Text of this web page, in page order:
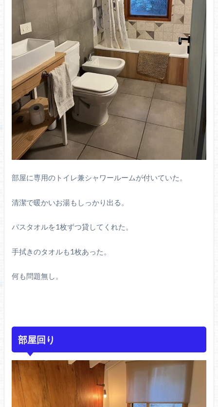
部屋に専用のトイレ兼シャワールームが付いていた。
清潔で暖かいお湯もしっかり出る。
バスタオルを1枚ずつ貸してくれた。
手拭きのタオルも1枚あった。
何も問題無し。
部屋回り